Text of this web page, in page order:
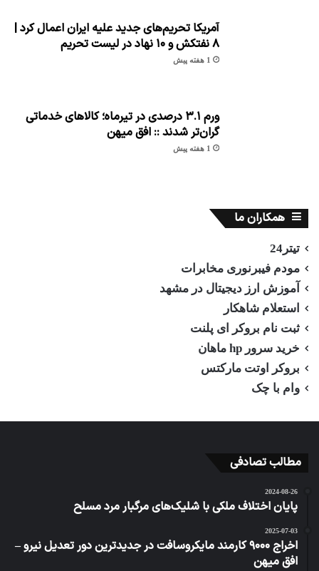
آمریکا تحریم‌های جدید علیه ایران اعمال کرد |
۸ نفتکش و ۱۰ نهاد در لیست تحریم
1 هفته پیش
ورم ۳.۱ درصدی در تیرماه؛ کالاهای خدماتی
گران‌تر شدند :: افق میهن
1 هفته پیش
همکاران ما
تیتر24
مودم فیبرنوری مخابرات
آموزش ارز دیجیتال در مشهد
استعلام شاهکار
ثبت نام بروکر ای پلنت
خرید سرور hp ماهان
بروکر اوتت مارکتس
وام با چک
مطالب تصادفی
2024-08-26
پایان اختلاف ملکی با شلیک‌های مرگبار مرد مسلح
2025-07-03
اخراج ۹۰۰۰ کارمند مایکروسافت در جدیدترین دور تعدیل نیرو –
افق میهن